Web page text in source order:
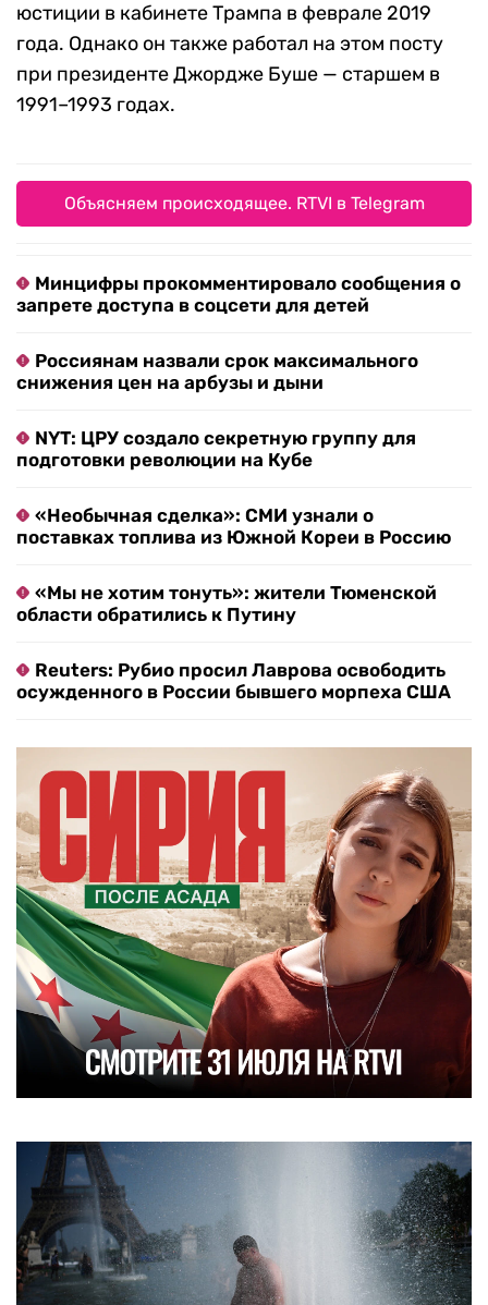
юстиции в кабинете Трампа в феврале 2019
года. Однако он также работал на этом посту
при президенте Джордже Буше — старшем в
1991–1993 годах.
Объясняем происходящее. RTVI в Telegram
Минцифры прокомментировало сообщения о
запрете доступа в соцсети для детей
Россиянам назвали срок максимального
снижения цен на арбузы и дыни
NYT: ЦРУ создало секретную группу для
подготовки революции на Кубе
«Необычная сделка»: СМИ узнали о
поставках топлива из Южной Кореи в Россию
«Мы не хотим тонуть»: жители Тюменской
области обратились к Путину
Reuters: Рубио просил Лаврова освободить
осужденного в России бывшего морпеха США